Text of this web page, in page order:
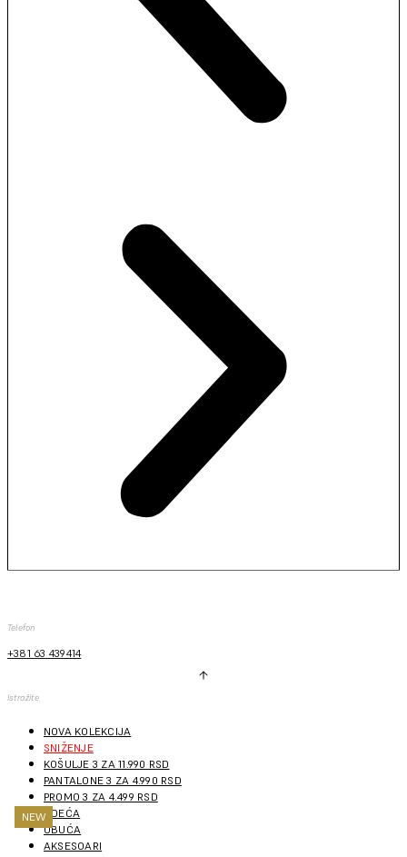
NEW
NEW
NEW
NEW
NEW
NEW
NEW
Telefon
+381 63 439414
Istražite
NOVA KOLEKCIJA
SNIŽENJE
KOŠULJE 3 ZA 11.990 RSD
PANTALONE 3 ZA 4.990 RSD
PROMO 3 ZA 4.499 RSD
ODEĆA
OBUĆA
AKSESOARI